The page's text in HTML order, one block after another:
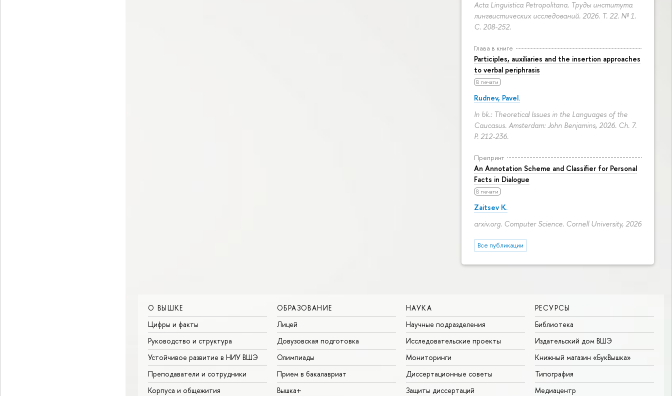
Acta Linguistica Petropolitana. Труды института
лингвистических исследований. 2026. Т. 22. № 1.
С. 208-252.
Глава в книге
Participles, auxiliaries and the insertion approaches
to verbal periphrasis
В печати
Rudnev, Pavel.
In bk.: Theoretical Issues in the Languages of the
Caucasus. Amsterdam: John Benjamins, 2026. Ch. 7.
P. 212-236.
Препринт
An Annotation Scheme and Classifier for Personal
Facts in Dialogue
В печати
Zaitsev K.
arxiv.org. Computer Science. Cornell University, 2026
Все публикации
О ВЫШКЕ
Цифры и факты
Руководство и структура
Устойчивое развитие в НИУ ВШЭ
Преподаватели и сотрудники
Корпуса и общежития
ОБРАЗОВАНИЕ
Лицей
Довузовская подготовка
Олимпиады
Прием в бакалавриат
Вышка+
НАУКА
Научные подразделения
Исследовательские проекты
Мониторинги
Диссертационные советы
Защиты диссертаций
РЕСУРСЫ
Библиотека
Издательский дом ВШЭ
Книжный магазин «БукВышка»
Типография
Медиацентр